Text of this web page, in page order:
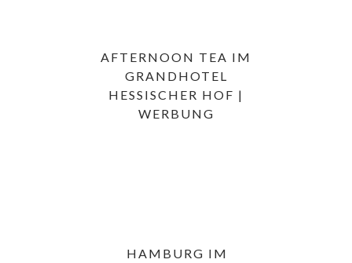
AFTERNOON TEA IM
GRANDHOTEL
HESSISCHER HOF |
WERBUNG
HAMBURG IM